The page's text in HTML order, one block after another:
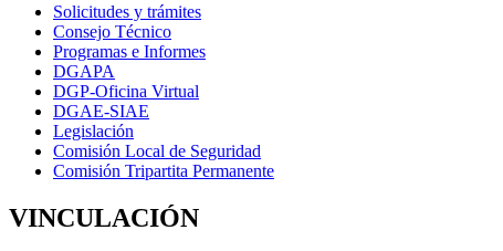
Solicitudes y trámites
Consejo Técnico
Programas e Informes
DGAPA
DGP-Oficina Virtual
DGAE-SIAE
Legislación
Comisión Local de Seguridad
Comisión Tripartita Permanente
VINCULACIÓN